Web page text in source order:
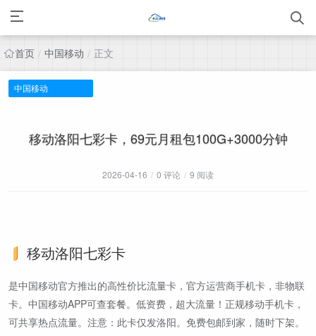
首页 / 中国移动 / 正文
中国移动
移动洛阳七彩卡，69元月租包100G+3000分钟
2026-04-16 / 0 评论 / 9 阅读
移动洛阳七彩卡
是中国移动官方推出的高性价比流量卡，官方运营商手机卡，非物联
卡。中国移动APP可查套餐。低资费，超大流量！正规移动手机卡，
可共享热点流量。注意：此卡仅发洛阳。免费包邮到家，随时下架。